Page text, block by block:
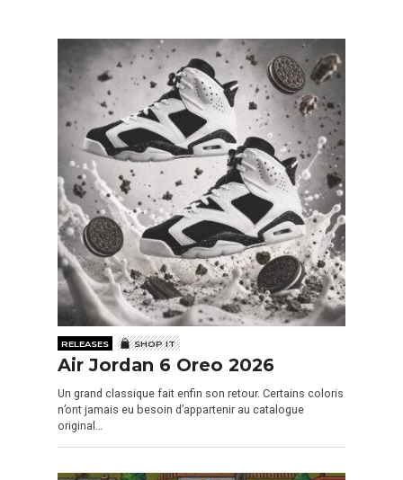
RELEASES SHOP IT
Air Jordan 6 Oreo 2026
Un grand classique fait enfin son retour. Certains coloris
n’ont jamais eu besoin d’appartenir au catalogue
original…